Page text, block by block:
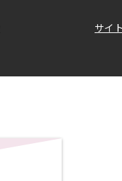
サイ